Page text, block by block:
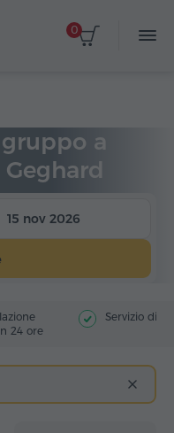
0
a
15 nov 2026
24 ore
Servizio di